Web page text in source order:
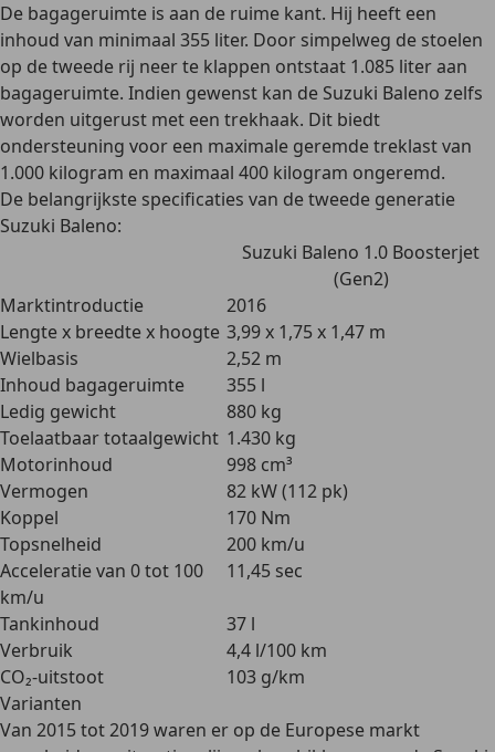
De bagageruimte is aan de ruime kant. Hij heeft een
inhoud van minimaal 355 liter. Door simpelweg de stoelen
op de tweede rij neer te klappen ontstaat 1.085 liter aan
bagageruimte. Indien gewenst kan de Suzuki Baleno zelfs
worden uitgerust met een trekhaak. Dit biedt
ondersteuning voor een maximale geremde treklast van
1.000 kilogram en maximaal 400 kilogram ongeremd.
De belangrijkste specificaties van de tweede generatie
Suzuki Baleno:
Suzuki Baleno 1.0 Boosterjet
(Gen2)
Marktintroductie
2016
Lengte x breedte x hoogte 3,99 x 1,75 x 1,47 m
Wielbasis
2,52 m
Inhoud bagageruimte
355 l
Ledig gewicht
880 kg
Toelaatbaar totaalgewicht 1.430 kg
Motorinhoud
998 cm³
Vermogen
82 kW (112 pk)
Koppel
170 Nm
Topsnelheid
200 km/u
Acceleratie van 0 tot 100
km/u
11,45 sec
Tankinhoud
37 l
Verbruik
4,4 l/100 km
CO₂-uitstoot
103 g/km
Varianten
Van 2015 tot 2019 waren er op de Europese markt